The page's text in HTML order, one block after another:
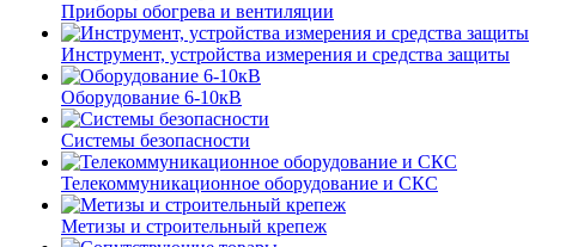
Приборы обогрева и вентиляции
Инструмент, устройства измерения и средства защиты
Оборудование 6-10кВ
Системы безопасности
Телекоммуникационное оборудование и СКС
Метизы и строительный крепеж